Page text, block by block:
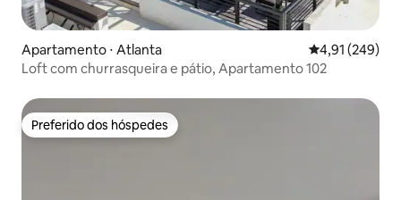
Apartamento ⋅ Atlanta 4,91 de uma
4,91 (249)
Loft com churrasqueira e pátio, Apartamento 102
Preferido dos hóspedes
Preferido dos hóspedes